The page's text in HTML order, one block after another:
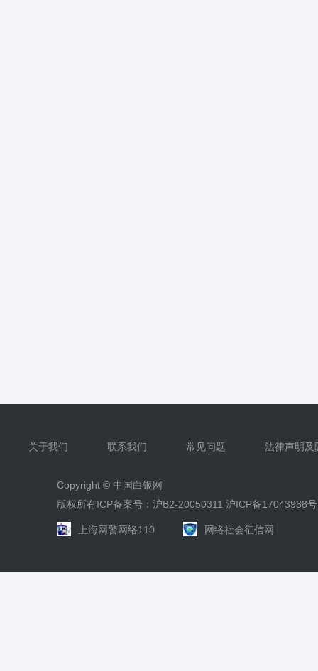
关于我们 联系我们 常见问题 法律声明及
Copyright © 中国白银网
版权所有ICP备案号：沪B2-20050311 沪ICP备17043988号
上海网警网络110 网络社会征信网